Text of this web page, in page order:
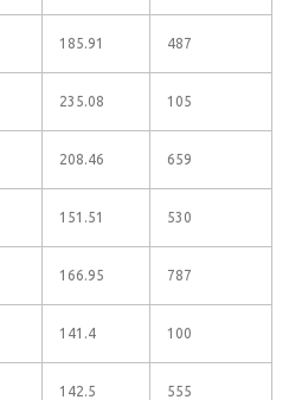
185.91 487
235.08 105
208.46 659
151.51 530
166.95 787
141.4 100
142.5 555